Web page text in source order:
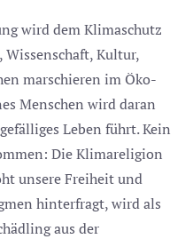
wird dem Klimaschutz
Kultur,
marschieren im Öko-
Menschen wird daran
Leben führt. Kein
Die Klimareligion
unsere Freiheit und
hinterfragt, wird als
aus der